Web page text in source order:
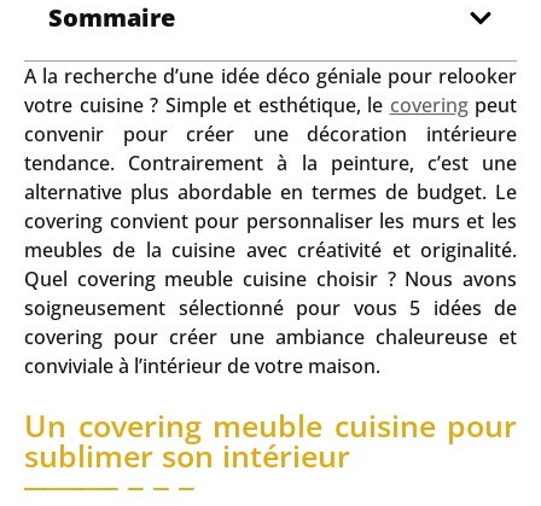
Sommaire
A la recherche d’une idée déco géniale pour relooker
votre cuisine ? Simple et esthétique, le coveringpeut
convenir pour créer une décoration intérieure
tendance. Contrairement à la peinture, c’est une
alternative plus abordable en termes de budget. Le
covering convient pour personnaliser les murs et les
meubles de la cuisine avec créativité et originalité.
Quel covering meuble cuisine choisir ? Nous avons
soigneusement sélectionné pour vous 5 idées de
covering pour créer une ambiance chaleureuse et
conviviale à l’intérieur de votre maison.
Un covering meuble cuisine pour
sublimer son intérieur